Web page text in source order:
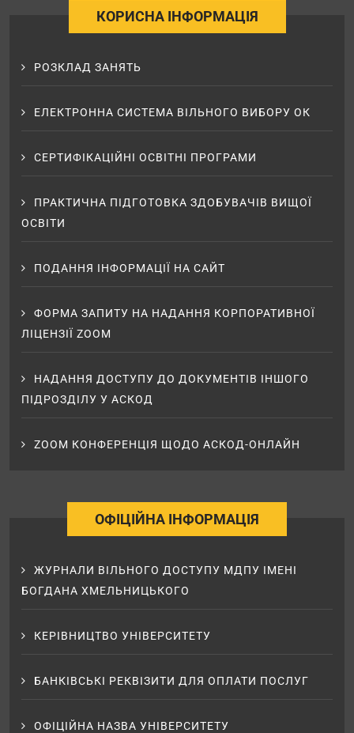
КОРИСНА ІНФОРМАЦІЯ
РОЗКЛАД ЗАНЯТЬ
ЕЛЕКТРОННА СИСТЕМА ВІЛЬНОГО ВИБОРУ ОК
СЕРТИФІКАЦІЙНІ ОСВІТНІ ПРОГРАМИ
ПРАКТИЧНА ПІДГОТОВКА ЗДОБУВАЧІВ ВИЩОЇ
ОСВІТИ
ПОДАННЯ ІНФОРМАЦІЇ НА САЙТ
ФОРМА ЗАПИТУ НА НАДАННЯ КОРПОРАТИВНОЇ
ЛІЦЕНЗІЇ ZOOM
НАДАННЯ ДОСТУПУ ДО ДОКУМЕНТІВ ІНШОГО
ПІДРОЗДІЛУ У АСКОД
ZOOM КОНФЕРЕНЦІЯ ЩОДО АСКОД-ОНЛАЙН
ОФІЦІЙНА ІНФОРМАЦІЯ
ЖУРНАЛИ ВІЛЬНОГО ДОСТУПУ МДПУ ІМЕНІ
БОГДАНА ХМЕЛЬНИЦЬКОГО
КЕРІВНИЦТВО УНІВЕРСИТЕТУ
БАНКІВСЬКІ РЕКВІЗИТИ ДЛЯ ОПЛАТИ ПОСЛУГ
ОФІЦІЙНА НАЗВА УНІВЕРСИТЕТУ